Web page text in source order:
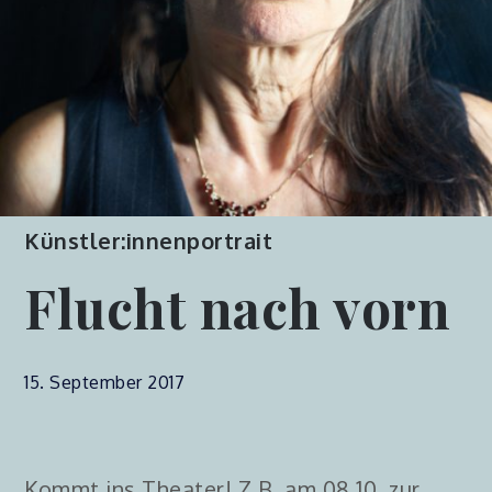
Künstler:innenportrait
Flucht nach vorn
15. September 2017